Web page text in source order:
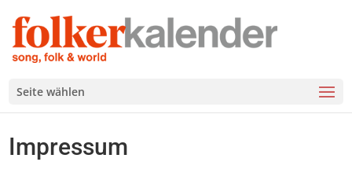
Seite wählen
Impressum